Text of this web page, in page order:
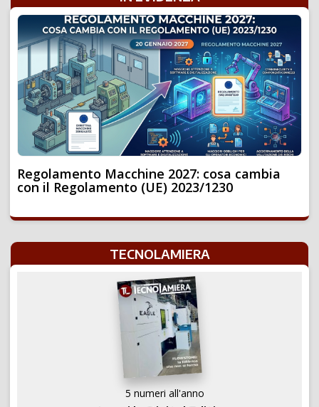
Regolamento Macchine 2027: cosa cambia
con il Regolamento (UE) 2023/1230
TECNOLAMIERA
5 numeri all'anno